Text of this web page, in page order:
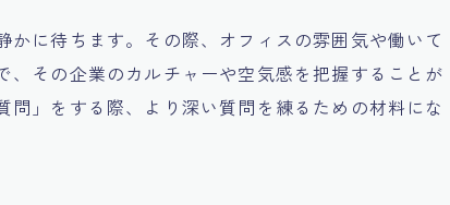
に待ちます。その際、オフィスの雰囲気や働いて
その企業のカルチャーや空気感を把握することが
」をする際、より深い質問を練るための材料にな